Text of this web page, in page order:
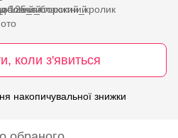
коли з'явиться
накопичувальної знижки